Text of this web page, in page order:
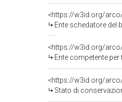
<https://w3id.org/
Ente schedatore del bene
<https://w3id.org/
Ente competente per tutela
<https://w3id.org/
Stato di